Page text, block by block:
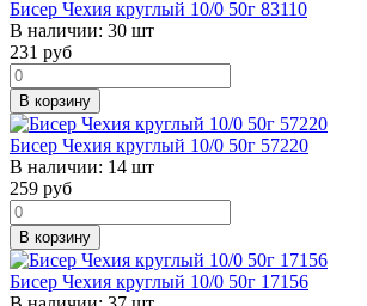
Бисер Чехия круглый 10/0 50г 83110
В наличии: 30 шт
231 руб
В корзину
Бисер Чехия круглый 10/0 50г 57220
В наличии: 14 шт
259 руб
В корзину
Бисер Чехия круглый 10/0 50г 17156